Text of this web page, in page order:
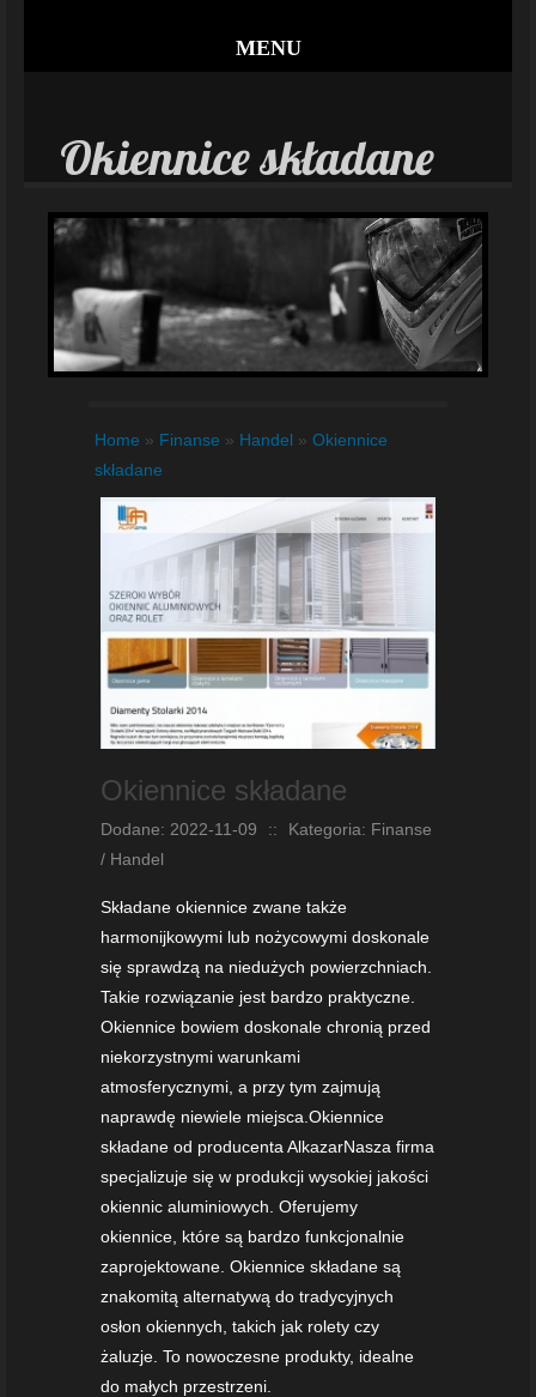
MENU
Okiennice składane
Home » Finanse » Handel » Okiennice
składane
Okiennice składane
Dodane: 2022-11-09 ::
Kategoria: Finanse
/ Handel
Składane okiennice zwane także
harmonijkowymi lub nożycowymi doskonale
się sprawdzą na niedużych powierzchniach.
Takie rozwiązanie jest bardzo praktyczne.
Okiennice bowiem doskonale chronią przed
niekorzystnymi warunkami
atmosferycznymi, a przy tym zajmują
naprawdę niewiele miejsca.Okiennice
składane od producenta AlkazarNasza firma
specjalizuje się w produkcji wysokiej jakości
okiennic aluminiowych. Oferujemy
okiennice, które są bardzo funkcjonalnie
zaprojektowane. Okiennice składane są
znakomitą alternatywą do tradycyjnych
osłon okiennych, takich jak rolety czy
żaluzje. To nowoczesne produkty, idealne
do małych przestrzeni.